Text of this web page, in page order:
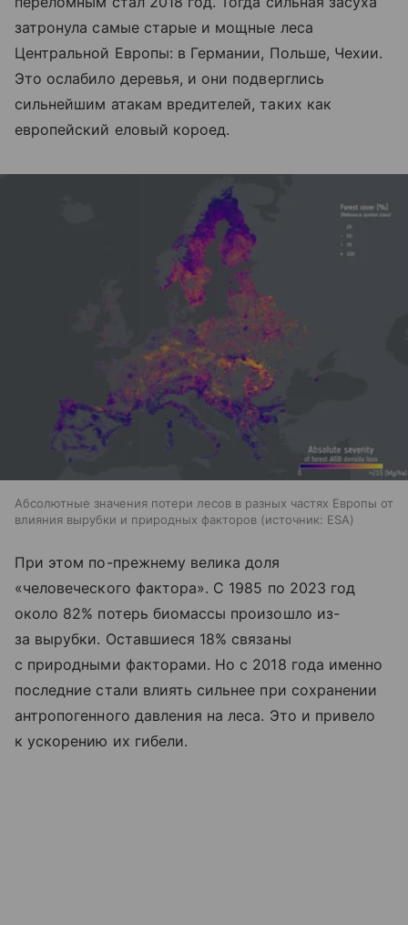
затронула самые старые и мощные леса
Центральной Европы: в Германии, Польше, Чехии.
Это ослабило деревья, и они подверглись
сильнейшим атакам вредителей, таких как
европейский еловый короед.
Абсолютные значения потери лесов в разных частях Европы от
влияния вырубки и природных факторов
источник: ESA
При этом по-прежнему велика доля
«человеческого фактора». С 1985 по 2023 год
около 82% потерь биомассы произошло из-
за вырубки. Оставшиеся 18% связаны
с природными факторами. Но с 2018 года именно
последние стали влиять сильнее при сохранении
антропогенного давления на леса. Это и привело
к ускорению их гибели.